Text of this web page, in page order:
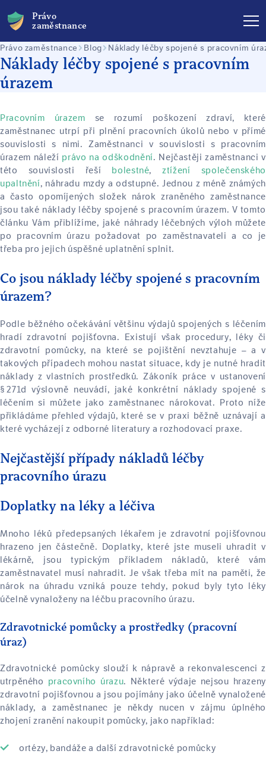
Právo
zaměstnance
Náklady léčby spojené s pracovním
úrazem
Právo zaměstnance Blog Náklady léčby spojené s pracovním
Pracovním úrazem se rozumí poškození zdraví, které
zaměstnanec utrpí při plnění pracovních úkolů nebo v přímé
souvislosti s nimi. Zaměstnanci v souvislosti s pracovním
úrazem náleží právo na odškodnění. Nejčastěji zaměstnanci v
této souvislosti řeší bolestné,ztížení společenského
upaltnění, náhradu mzdy a odstupné. Jednou z méně známých
a často opomíjených složek nárok zraněného zaměstnance
jsou také náklady léčby spojené s pracovním úrazem. V tomto
článku Vám přiblížíme, jaké náhrady léčebných výloh můžete
po pracovním úrazu požadovat po zaměstnavateli a co je
třeba pro jejich úspěšné uplatnění splnit.
Co jsou náklady léčby spojené s pracovním
úrazem?
Podle běžného očekávání většinu výdajů spojených s léčením
hradí zdravotní pojišťovna. Existují však procedury, léky či
zdravotní pomůcky, na které se pojištění nevztahuje – a v
takových případech mohou nastat situace, kdy je nutné hradit
náklady z vlastních prostředků. Zákoník práce v ustanovení
§ 271d výslovně neuvádí, jaké konkrétní náklady spojené s
léčením si můžete jako zaměstnanec nárokovat. Proto níže
přikládáme přehled výdajů, které se v praxi běžně uznávají a
které vycházejí z odborné literatury a rozhodovací praxe.
Nejčastější případy nákladů léčby
pracovního úrazu
Doplatky na léky a léčiva
Mnoho léků předepsaných lékařem je zdravotní pojišťovnou
hrazeno jen částečně. Doplatky, které jste museli uhradit v
lékárně, jsou typickým příkladem nákladů, které vám
zaměstnavatel musí nahradit. Je však třeba mít na paměti, že
nárok na úhradu vzniká pouze tehdy, pokud byly tyto léky
účelně vynaloženy na léčbu pracovního úrazu.
Zdravotnické pomůcky a prostředky (pracovní
úraz)
Zdravotnické pomůcky slouží k nápravě a rekonvalescenci z
utrpěného pracovního úrazu. Některé výdaje nejsou hrazeny
zdravotní pojišťovnou a jsou pojímány jako účelně vynaložené
náklady, a zaměstnanec je někdy nucen v zájmu úplného
zhojení zranění nakoupit pomůcky, jako například:
ortézy, bandáže a další zdravotnické pomůcky